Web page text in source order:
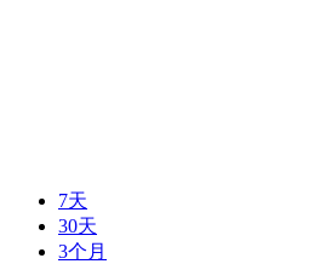
7天
30天
3个月